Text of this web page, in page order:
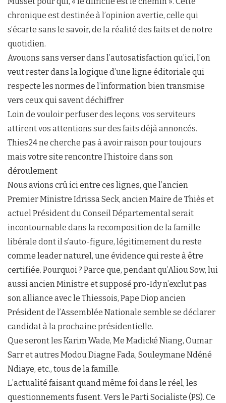
chronique est destinée à l’opinion avertie, celle qui
s’écarte sans le savoir, de la réalité des faits et de notre
quotidien.
Avouons sans verser dans l’autosatisfaction qu’ici, l’on
veut rester dans la logique d’une ligne éditoriale qui
respecte les normes de l’information bien transmise
vers ceux qui savent déchiffrer
Loin de vouloir perfuser des leçons, vos serviteurs
attirent vos attentions sur des faits déjà annoncés.
Thies24 ne cherche pas à avoir raison pour toujours
mais votre site rencontre l’histoire dans son
déroulement
Nous avions crû ici entre ces lignes, que l’ancien
Premier Ministre Idrissa Seck, ancien Maire de Thiès et
actuel Président du Conseil Départemental serait
incontournable dans la recomposition de la famille
libérale dont il s’auto-figure, légitimement du reste
comme leader naturel, une évidence qui reste à être
certifiée. Pourquoi ? Parce que, pendant qu’Aliou Sow, lui
aussi ancien Ministre et supposé pro-Idy n’exclut pas
son alliance avec le Thiessois, Pape Diop ancien
Président de l’Assemblée Nationale semble se déclarer
candidat à la prochaine présidentielle.
Que seront les Karim Wade, Me Madické Niang, Oumar
Sarr et autres Modou Diagne Fada, Souleymane Ndéné
Ndiaye, etc., tous de la famille.
L’actualité faisant quand même foi dans le réel, les
questionnements fusent. Vers le Parti Socialiste (PS). Ce